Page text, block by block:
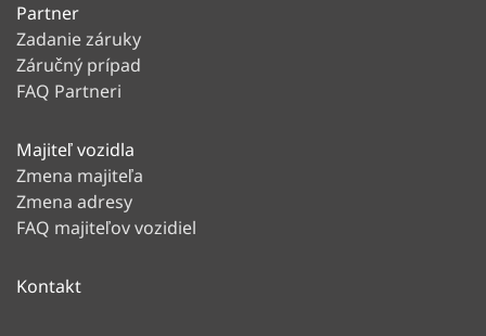
Partner
Zadanie záruky
Záručný prípad
FAQ Partneri
Majiteľ vozidla
Zmena majiteľa
Zmena adresy
FAQ majiteľov vozidiel
Kontakt